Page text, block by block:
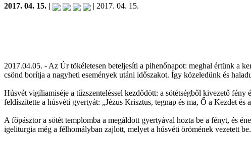
2017. 04. 15. | | 2017. 04. 15.
2017.04.05. - Az Úr tökéletesen beteljesíti a pihenőnapot: meghal értünk a
csönd borítja a nagyheti események utáni időszakot. Így közeledünk és
Húsvét vigíliamiséje a tűzszenteléssel kezdődött: a sötétségből kivezető fény
feldíszítette a húsvéti gyertyát: „Jézus Krisztus, tegnap és ma, Ő a Kezdet
A főpásztor a sötét templomba a megáldott gyertyával hozta be a fényt, és
igeliturgia még a félhomályban zajlott, melyet a húsvéti örömének vezetett